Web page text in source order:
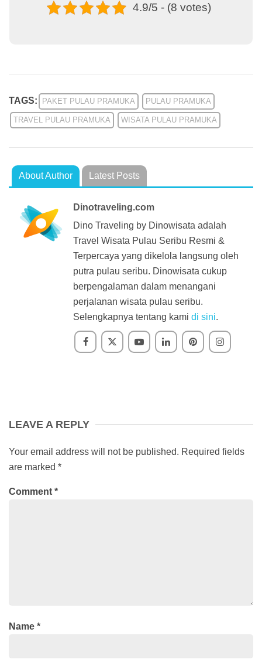
4.9/5 - (8 votes)
TAGS: PAKET PULAU PRAMUKA PULAU PRAMUKA
TRAVEL PULAU PRAMUKA WISATA PULAU PRAMUKA
About Author Latest Posts
Dinotraveling.com
Dino Traveling by Dinowisata adalah
Travel Wisata Pulau Seribu Resmi &
Terpercaya yang dikelola langsung oleh
putra pulau seribu. Dinowisata cukup
berpengalaman dalam menangani
perjalanan wisata pulau seribu.
Selengkapnya tentang kami di sini.
LEAVE A REPLY
Your email address will not be published. Required fields
are marked *
Comment *
Name *